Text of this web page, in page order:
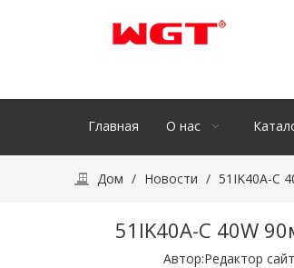
Главная О нас
Дом / Новости / 51IK40A-C
51IK40A-C 40W
Автор:Pедактор